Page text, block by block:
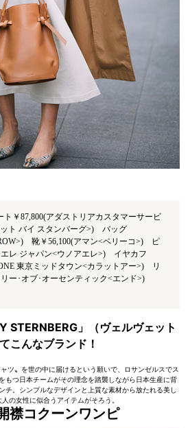
ト￥87,800(アダストリアカスタマーサービ
ト バイ スタンバーグ>) バッグ
靴￥56,100(アマン<ペリーコ>) ピ
エレ ジャパン<ウノアエレ>) イヤカフ
東京ミッドタウン<カラットアー>) リ
ー･オブ･オーセンティック<エンド>)
STERNBERG」
（ヴェルヴェット
こんなブランド！
ツ〟を世の中に届けるという願いで、ロサンゼルスでス
もつ日本チームがその理念を踏襲しながら日本生産に背
チ。シンプルなデザインと上質な素材から放たれる美し
の女性に似合うアイテムがそろう。
襟コクーンワンピ